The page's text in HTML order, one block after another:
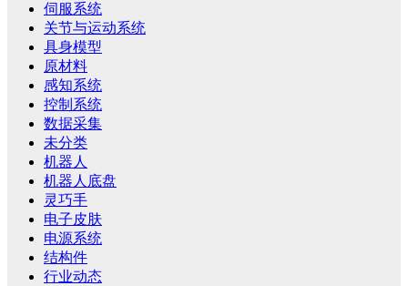
伺服系统
关节与运动系统
具身模型
原材料
感知系统
控制系统
数据采集
未分类
机器人
机器人底盘
灵巧手
电子皮肤
电源系统
结构件
行业动态